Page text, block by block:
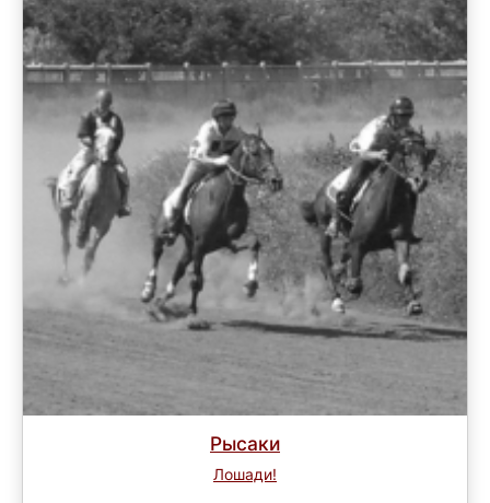
Рысаки
Лошади!